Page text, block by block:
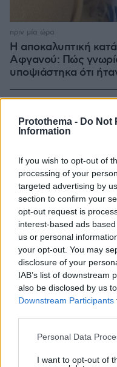
Protothema - Do Not
Information
If you wish to opt-out of
processing of your
targeted advertising by
section to confirm your
opt-out request is
interest-based ads
us or personal
your opt-out. You may
disclosure of your
IAB’s list of downstream
also be disclosed by us
Downstream Participants
Please note that this
not limited to your visit
Personal Data
I want to opt-out of
Η αποκαλυπτική
Αφγανού: Πώς
υποψιάστηκα ότι
πριν μία ώρα